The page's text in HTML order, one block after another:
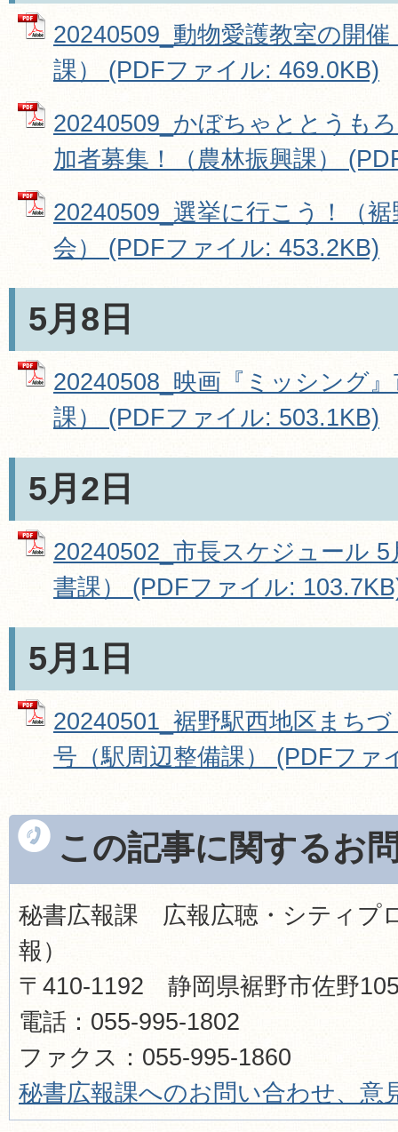
20240509_動物愛護教室の開
課） (PDFファイル: 469.0KB)
20240509_かぼちゃととうも
加者募集！（農林振興課）
20240509_選挙に行こう！（
会） (PDFファイル: 453.2KB)
5月8日
20240508_映画『ミッシング
課） (PDFファイル: 503.1KB)
5月2日
20240502_市長スケジュール
書課） (PDFファイル:
5月1日
20240501_裾野駅西地区まち
号（駅周辺整備課） (PDFファ
この記事に関するお
秘書広報課 広報広聴・シティプ
報）
〒410-1192 静岡県裾野市佐野
電話：055-995-1802
ファクス：055-995-1860​​​​​​​
秘書広報課へのお問い合わせ、意